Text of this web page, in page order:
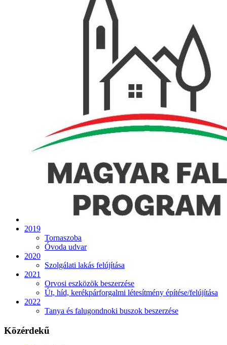
2019
Tornaszoba
Óvoda udvar
2020
Szolgálati lakás felújítása
2021
Orvosi eszközök beszerzése
Út, híd, kerékpárforgalmi létesítmény építése/felújítása
2022
Tanya és falugondnoki buszok beszerzése
Közérdekű